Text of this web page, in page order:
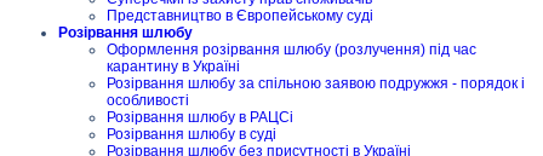
Представництво в Європейському суді
Розірвання шлюбу
Оформлення розірвання шлюбу (розлучення) під час
карантину в Україні
Розірвання шлюбу за спільною заявою подружжя - порядок і
особливості
Розірвання шлюбу в РАЦСі
Розірвання шлюбу в суді
Розірвання шлюбу без присутності в Україні